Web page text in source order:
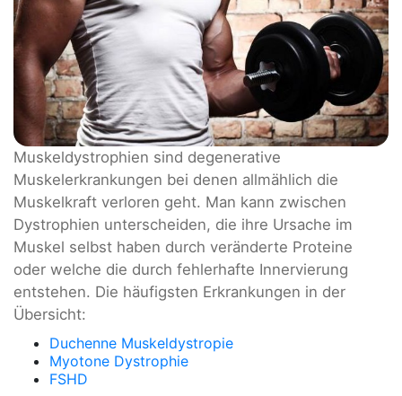
Muskeldystrophien sind degenerative
Muskelerkrankungen bei denen allmählich die
Muskelkraft verloren geht. Man kann zwischen
Dystrophien unterscheiden, die ihre Ursache im
Muskel selbst haben durch veränderte Proteine
oder welche die durch fehlerhafte Innervierung
entstehen. Die häufigsten Erkrankungen in der
Übersicht:
Duchenne Muskeldystropie
Myotone Dystrophie
FSHD